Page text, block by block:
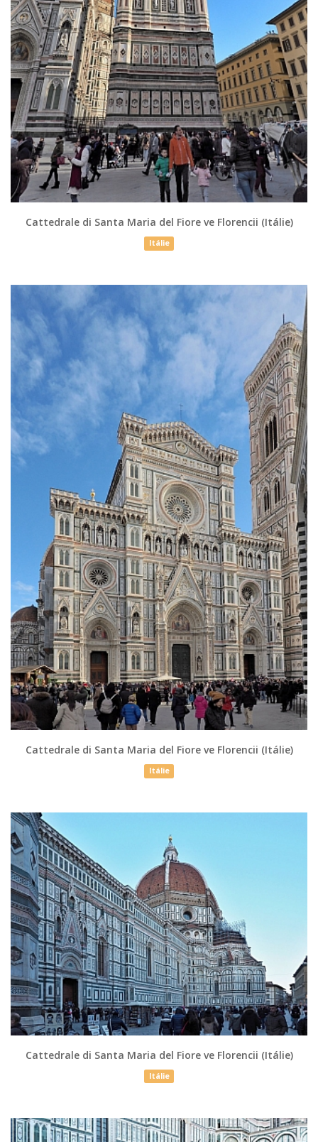
Cattedrale di Santa Maria del Fiore ve Florencii (Itálie)
Itálie
Cattedrale di Santa Maria del Fiore ve Florencii (Itálie)
Itálie
Cattedrale di Santa Maria del Fiore ve Florencii (Itálie)
Itálie